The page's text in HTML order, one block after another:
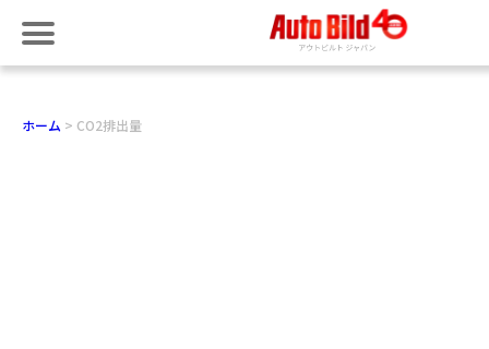
ホーム CO2排出量